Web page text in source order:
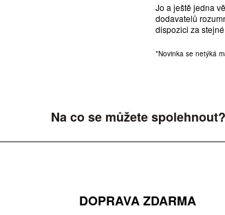
Jo a ještě jedna
dodavatelů
dispozici za
*Novinka se netýká
Na co se můžete spolehnout?
DOPRAVA ZDARMA